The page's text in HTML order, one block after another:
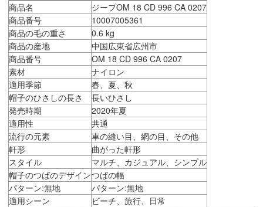
商品名
ジープOM 18 CD 996 CA 0207
商品番号
10007005361
商品の毛の重さ
0.6 kg
商品の産地
中国広東省広州市
商品番号
OM 18 CD 996 CA 0207
素材
ナイロン
適用季節
春、夏、秋
帽子のひさしの長さ
長いひさし
発売時期
2020年夏
適用性
共通
流行の元素
車の縫い目、網の目、その他
軒形
曲がった軒形
スタイル
マルチ、カジュアル、シンプル
帽子のつばのデザインつばの幅
パターン:無地
パターン:無地
適用シーン
ビーチ、旅行、日常